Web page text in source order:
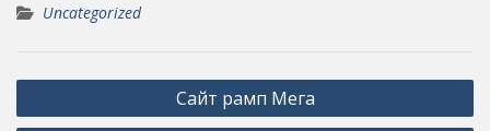
Uncategorized
Post
navigation
Сайт рамп Мега